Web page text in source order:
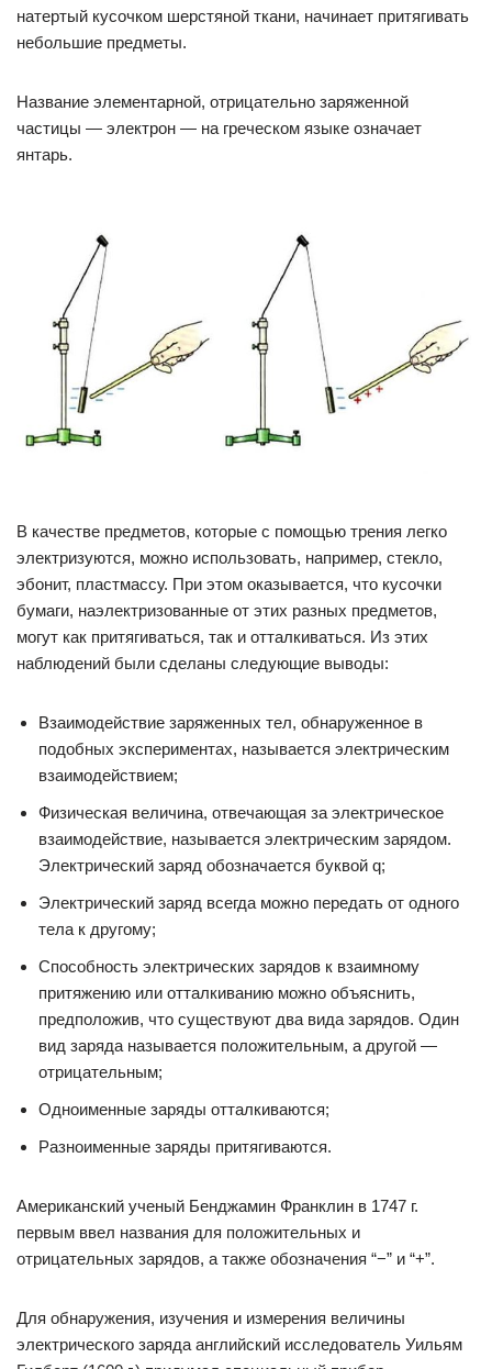
натертый кусочком шерстяной ткани, начинает притягивать
небольшие предметы.
Название элементарной, отрицательно заряженной
частицы — электрон — на греческом языке означает
янтарь.
В качестве предметов, которые с помощью трения легко
электризуются, можно использовать, например, стекло,
эбонит, пластмассу. При этом оказывается, что кусочки
бумаги, наэлектризованные от этих разных предметов,
могут как притягиваться, так и отталкиваться. Из этих
наблюдений были сделаны следующие выводы:
Взаимодействие заряженных тел, обнаруженное в
подобных экспериментах, называется электрическим
взаимодействием;
Физическая величина, отвечающая за электрическое
взаимодействие, называется электрическим зарядом.
Электрический заряд обозначается буквой q;
Электрический заряд всегда можно передать от одного
тела к другому;
Способность электрических зарядов к взаимному
притяжению или отталкиванию можно объяснить,
предположив, что существуют два вида зарядов. Один
вид заряда называется положительным, а другой —
отрицательным;
Одноименные заряды отталкиваются;
Разноименные заряды притягиваются.
Американский ученый Бенджамин Франклин в 1747 г.
первым ввел названия для положительных и
отрицательных зарядов, а также обозначения “−” и “+”.
Для обнаружения, изучения и измерения величины
электрического заряда английский исследователь Уильям